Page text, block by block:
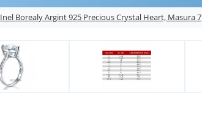
Inel Borealy Argint 925 Precious Crystal Heart, Masura 7